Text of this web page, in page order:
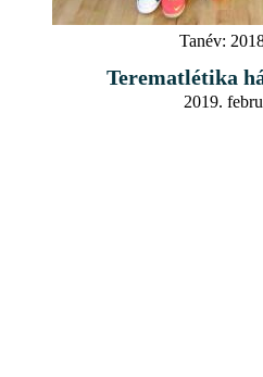
Tanév:
Terematlétika
2019.